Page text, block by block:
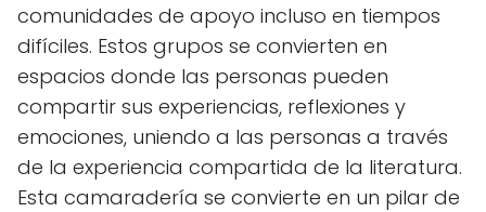
comunidades de apoyo incluso en tiempos
difíciles. Estos grupos se convierten en
espacios donde las personas pueden
compartir sus experiencias, reflexiones y
emociones, uniendo a las personas a través
de la experiencia compartida de la literatura.
Esta camaradería se convierte en un pilar de